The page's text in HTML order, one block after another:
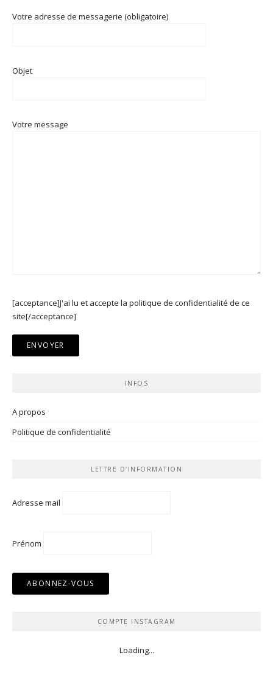
Votre adresse de messagerie (obligatoire)
Objet
Votre message
[acceptance]J'ai lu et accepte la politique de confidentialité de ce
site[/acceptance]
INFOS
A propos
Politique de confidentialité
LETTRE D’INFORMATION
Adresse mail
Prénom
COMPTE INSTAGRAM
Loading...